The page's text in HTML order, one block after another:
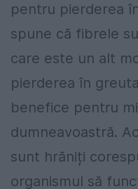
pentru pierderea
spune că fibrele
care este un alt
pierderea în
benefice pentru
dumneavoastră.
sunt hrăniți
organismul să